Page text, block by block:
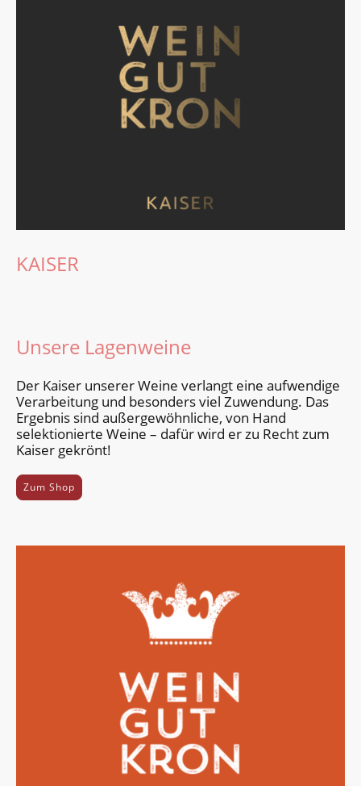
KAISER
Unsere Lagenweine
Der Kaiser unserer Weine verlangt eine aufwendige
Verarbeitung und besonders viel Zuwendung. Das
Ergebnis sind außer­gewöhnliche, von Hand
selektio­nierte Weine – dafür wird er zu Recht zum
Kaiser gekrönt!
Zum Shop